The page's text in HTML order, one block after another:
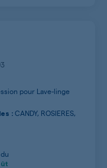
pour Lave-linge
: CANDY, ROSIERES,